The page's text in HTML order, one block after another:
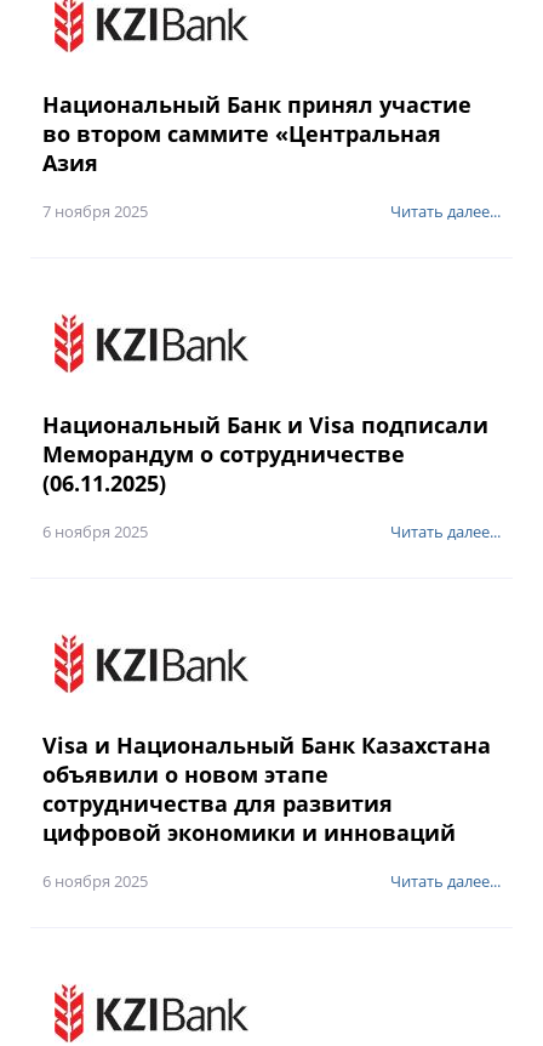
Национальный Банк принял участие
во втором саммите «Центральная
Азия
7 ноября 2025 Читать далее...
Национальный Банк и Visa подписали
Меморандум о сотрудничестве
(06.11.2025)
6 ноября 2025 Читать далее...
Visa и Национальный Банк Казахстана
объявили о новом этапе
сотрудничества для развития
цифровой экономики и инноваций
6 ноября 2025 Читать далее...